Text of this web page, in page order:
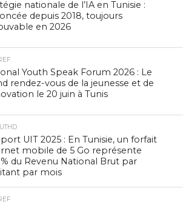
nationale de l’IA en Tunisie :
depuis 2018, toujours
en 2026
Youth Speak Forum 2026 : Le
rendez-vous de la jeunesse et de
le 20 juin à Tunis
UIT 2025 : En Tunisie, un forfait
mobile de 5 Go représente
% du Revenu National Brut par
par mois